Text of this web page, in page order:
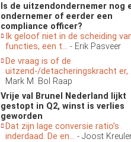
Is de uitzendondernemer nog
ondernemer of eerder een
compliance officer?
Ik geloof niet in de scheiding
functies, een t... - Erik Pasveer
De vraag is of de
uitzend-/detacheringskracht er,
Mark M. Bol Raap
Vrije val Brunel Nederland lijkt
gestopt in Q2, winst is verlies
geworden
Dat zijn lage conversie ratio’s
inderdaad. De en... - Joost